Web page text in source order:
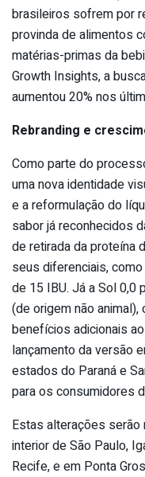
brasileiros sofrem por
provinda de alimentos
matérias-primas da
Growth Insights, a
aumentou 20% nos
Rebranding e
Como parte do
uma nova identidade
e a reformulação do
sabor já reconhecidos
de retirada da proteína
seus diferenciais,
de 15 IBU. Já a Sol 0,0
(de origem não
benefícios adicionais
lançamento da versão
estados do Paraná e
para os consumidores
Estas alterações serão
interior de São Paulo,
Recife, e em Ponta